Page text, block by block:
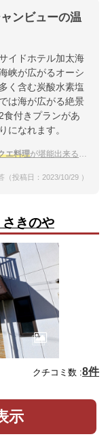
ンビューの温
イドホテル加太海
峡が広がるオーシ
く含む炭酸水素塩
は海が広がる絶景
食付きプランがあ
になれます。
エ料理が堪能出来るお宿
投稿日：2023/10/29 ）
きのや
クチコミ数 :8件
示